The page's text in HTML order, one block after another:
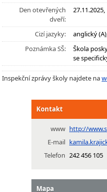
Den otevřených
dveří:
Cizí jazyky:
anglický
Poznámka SŠ:
Škola
se
Inspekční zprávy školy najdete na
Kontakt
www http://
E-mail
Telefon 242 456 105
Mapa